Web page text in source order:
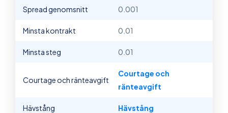
Spread genomsnitt 0.001
Minsta kontrakt 0.01
Minsta steg 0.01
Courtage och ränteavgift
Courtage och
ränteavgift
Hävstång Hävstång